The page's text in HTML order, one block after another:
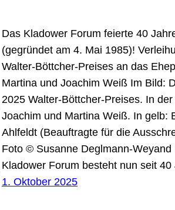
Das Kladower Forum feierte 40
(gegründet am 4. Mai 1985)!
Walter-Böttcher-Preises an das
Martina und Joachim Weiß Im Bild:
2025 Walter-Böttcher-Preises. In
Joachim und Martina Weiß. In gelb:
Ahlfeldt (Beauftragte für die
Foto © Susanne Deglmann-Weyand
Kladower Forum besteht nun seit
1. Oktober 2025